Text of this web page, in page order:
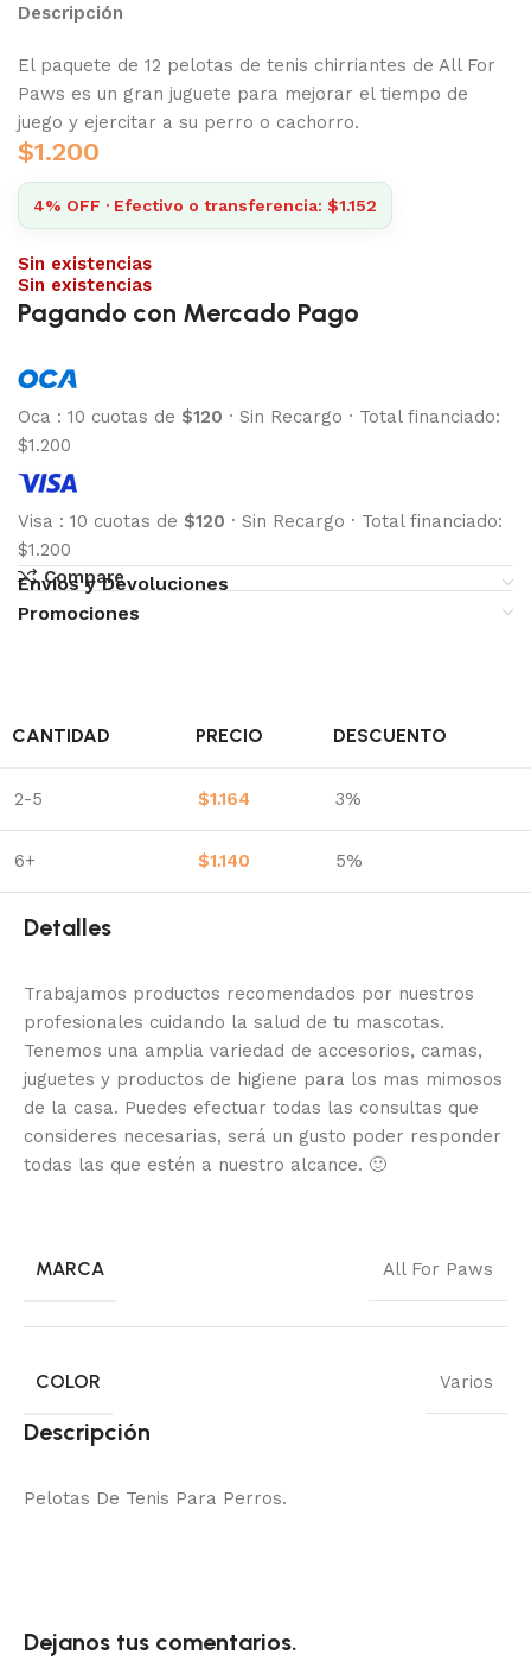
Descripción
El paquete de 12 pelotas de tenis chirriantes de All For
Paws es un gran juguete para mejorar el tiempo de
juego y ejercitar a su perro o cachorro.
$1.200
4% OFF · Efectivo o transferencia: $1.152
Sin existencias
Sin existencias
Pagando con Mercado Pago
Oca : 10 cuotas de $120 · Sin Recargo · Total financiado:
$1.200
Visa : 10 cuotas de $120 · Sin Recargo · Total financiado:
$1.200
Compare
Envíos y Devoluciones
Promociones
CANTIDAD PRECIO DESCUENTO
2-5 $1.164 3%
6+ $1.140 5%
Detalles
Trabajamos productos recomendados por nuestros
profesionales cuidando la salud de tu mascotas.
Tenemos una amplia variedad de accesorios, camas,
juguetes y productos de higiene para los mas mimosos
de la casa. Puedes efectuar todas las consultas que
consideres necesarias, será un gusto poder responder
todas las que estén a nuestro alcance. 🙂
MARCA All For Paws
COLOR Varios
Descripción
Pelotas De Tenis Para Perros.
Dejanos tus comentarios.